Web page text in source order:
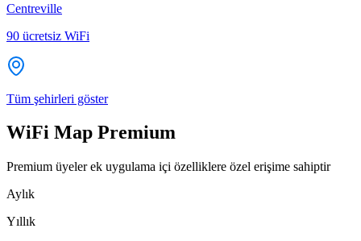
Centreville
90 ücretsiz WiFi
Tüm şehirleri göster
WiFi Map Premium
Premium üyeler ek uygulama içi özelliklere özel erişime sahiptir
Aylık
Yıllık